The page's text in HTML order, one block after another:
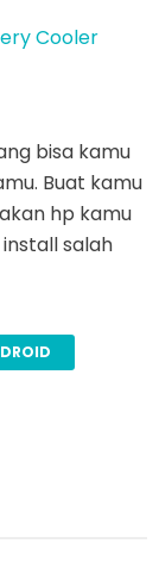
Cooler
bisa kamu
Buat kamu
hp kamu
salah